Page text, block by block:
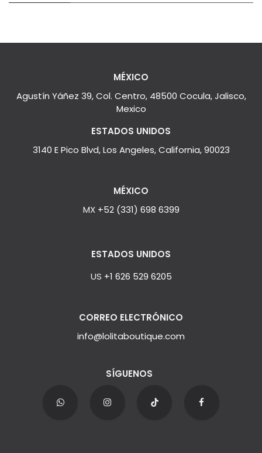
MÉXICO
Agustín Yáñez 39, Col. Centro, 48500 Cocula, Jalisco,
Mexico
ESTADOS UNIDOS
3140 E Pico Blvd, Los Angeles, California, 90023
MÉXICO
MX +52 (331) 698 6399
ESTADOS UNIDOS
US +1 626 529 6205
CORREO ELECTRÓNICO
info@lolitaboutique.com
SÍGUENOS